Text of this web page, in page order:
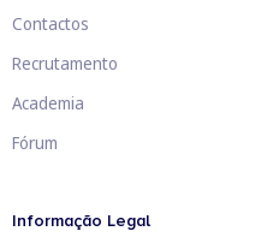
Contactos
Recrutamento
Academia
Fórum
Informação Legal